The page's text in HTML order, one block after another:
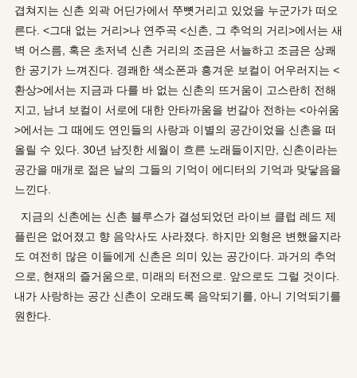
겹쳐지는 신촌 외곽 어딘가에서 쭈뼛거리고 있었을 누군가가 떠오
른다. <그대 없는 거리>나 연주곡 <신촌, 그 추억의 거리>에서는 새
벽 어스름, 혹은 초저녁 신촌 거리의 조금은 서늘하고 조금은 상쾌
한 공기가 느껴진다. 경쾌한 색소폰과 흥겨운 보컬이 어우러지는 <
환상>에서는 지금과 다를 바 없는 신촌의 뜨거움이 고스란히 전해
지고, 남녀 보컬이 서로에 대한 안타까움을 번갈아 전하는 <아쉬움
>에서는 그 때에도 연인들의 사랑과 이별의 공간이었을 신촌을 떠
올릴 수 있다. 30년 남짓한 세월이 흐른 노래들이지만, 신촌이라는
공간을 매개로 젊은 날의 그들의 기억이 에디터의 기억과 맞닿음을
느낀다.
지금의 신촌에는 신촌 블루스가 결성되었던 라이브 클럽 레드 제
플린은 없어졌고 향 음악사도 사라졌다. 하지만 외형은 변했을지라
도 여전히 많은 이들에게 신촌은 의미 있는 공간이다. 과거의 추억
으로, 현재의 즐거움으로, 미래의 터전으로. 앞으로도 그럴 것이다.
내가 사랑하는 공간 신촌이 오래도록 음악되기를, 아니 기억되기를
원한다.